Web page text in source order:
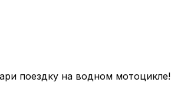
поездку на водном мотоцикле!